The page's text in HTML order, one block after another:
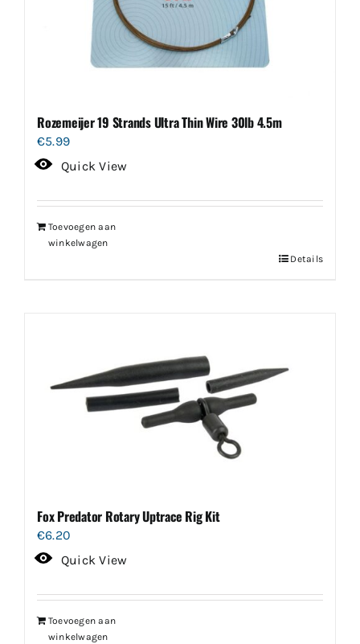
Rozemeijer 19 Strands Ultra Thin Wire 30lb 4.5m
€5.99
Quick View
Toevoegen aan
winkelwagen
Details
Fox Predator Rotary Uptrace Rig Kit
€6.20
Quick View
Toevoegen aan
winkelwagen